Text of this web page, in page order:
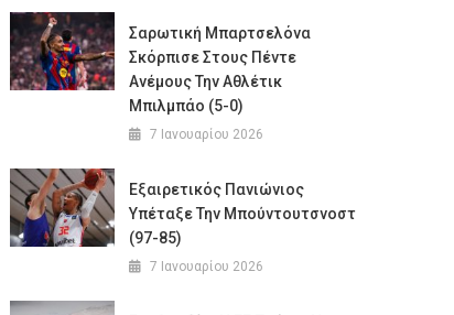
Σαρωτική Μπαρτσελόνα
Σκόρπισε Στους Πέντε
Ανέμους Την Αθλέτικ
Μπιλμπάο (5-0)
7 Ιανουαρίου 2026
Εξαιρετικός Πανιώνιος
Υπέταξε Την Μπούντουτσνοστ
(97-85)
7 Ιανουαρίου 2026